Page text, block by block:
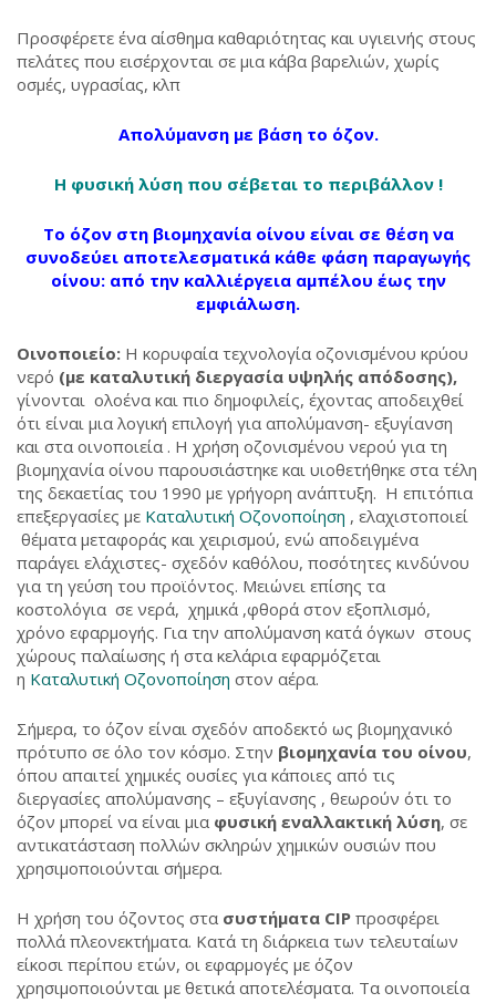
Προσφέρετε ένα αίσθημα καθαριότητας και υγιεινής στους
πελάτες που εισέρχονται σε μια κάβα βαρελιών, χωρίς
οσμές, υγρασίας, κλπ
Απολύμανση με βάση το όζον.
Η φυσική λύση που σέβεται το περιβάλλον !
Το όζον στη βιομηχανία οίνου είναι σε θέση να
συνοδεύει αποτελεσματικά κάθε φάση παραγωγής
οίνου: από την καλλιέργεια αμπέλου έως την
εμφιάλωση.
Οινοποιείο: Η κορυφαία τεχνολογία οζονισμένου κρύου
νερό (με καταλυτική διεργασία υψηλής απόδοσης),
γίνονται ολοένα και πιο δημοφιλείς, έχοντας αποδειχθεί
ότι είναι μια λογική επιλογή για απολύμανση- εξυγίανση
και στα οινοποιεία . Η χρήση οζονισμένου νερού για τη
βιομηχανία οίνου παρουσιάστηκε και υιοθετήθηκε στα τέλη
της δεκαετίας του 1990 με γρήγορη ανάπτυξη. Η επιτόπια
επεξεργασίες με Καταλυτική Οζονοποίηση , ελαχιστοποιεί
θέματα μεταφοράς και χειρισμού, ενώ αποδειγμένα
παράγει ελάχιστες- σχεδόν καθόλου, ποσότητες κινδύνου
για τη γεύση του προϊόντος. Μειώνει επίσης τα
κοστολόγια σε νερά, χημικά ,φθορά στον εξοπλισμό,
χρόνο εφαρμογής. Για την απολύμανση κατά όγκων στους
χώρους παλαίωσης ή στα κελάρια εφαρμόζεται
η Καταλυτική Οζονοποίηση στον αέρα.
Σήμερα, το όζον είναι σχεδόν αποδεκτό ως βιομηχανικό
πρότυπο σε όλο τον κόσμο. Στην βιομηχανία του οίνου,
όπου απαιτεί χημικές ουσίες για κάποιες από τις
διεργασίες απολύμανσης – εξυγίανσης , θεωρούν ότι το
όζον μπορεί να είναι μια φυσική εναλλακτική λύση, σε
αντικατάσταση πολλών σκληρών χημικών ουσιών που
χρησιμοποιούνται σήμερα.
Η χρήση του όζοντος στα συστήματα CIP προσφέρει
πολλά πλεονεκτήματα. Κατά τη διάρκεια των τελευταίων
είκοσι περίπου ετών, οι εφαρμογές με όζον
χρησιμοποιούνται με θετικά αποτελέσματα. Τα οινοποιεία